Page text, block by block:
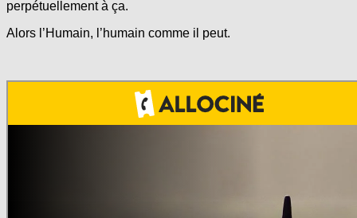
perpétuellement à ça.
Alors l’Humain, l’humain comme il peut.